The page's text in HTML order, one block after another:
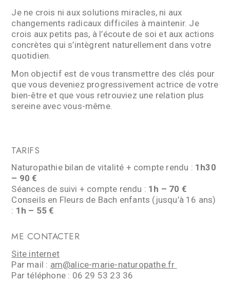
Je ne crois ni aux solutions miracles, ni aux
changements radicaux difficiles à maintenir. Je
crois aux petits pas, à l’écoute de soi et aux actions
concrètes qui s’intègrent naturellement dans votre
quotidien.
Mon objectif est de vous transmettre des clés pour
que vous deveniez progressivement actrice de votre
bien-être et que vous retrouviez une relation plus
sereine avec vous-même.
TARIFS
Naturopathie bilan de vitalité + compte rendu : 1h30
– 90 €
Séances de suivi + compte rendu : 1h – 70 €
Conseils en Fleurs de Bach enfants (jusqu’à 16 ans)
: 1h – 55 €
ME CONTACTER
Site internet
Par mail : am@alice-marie-naturopathe.fr
Par téléphone : 06 29 53 23 36